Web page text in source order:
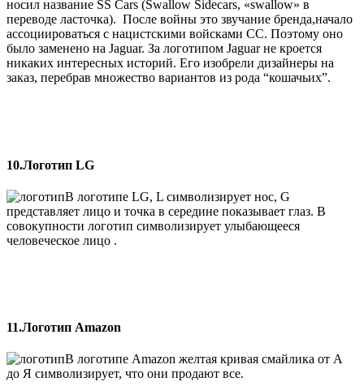
носил название SS Cars (Swallow Sidecars, «swallow» в
переводе ласточка). После войны это звучание бренда,начало
ассоциироваться с нацистскими войсками СС. Поэтому оно
было заменено на Jaguar. За логотипом Jaguar не кроется
никаких интересных историй. Его изобрели дизайнеры на
заказ, перебрав множество вариантов из рода “кошачьих”.
10.Логотип LG
В логотипе LG, L символизирует нос, G
представляет лицо и точка в середине показывает глаз. В
совокупности логотип символизирует улыбающееся
человеческое лицо .
11.Логотип Amazon
В логотипе Amazon желтая кривая смайлика от А
до Я символизирует, что они продают все.